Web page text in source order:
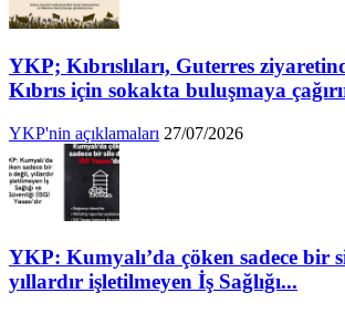
YKP; Kıbrıslıları, Guterres
Kıbrıs için sokakta buluşmaya
YKP'nin açıklamaları 27/07/2026
YKP: Kumyalı’da çöken sadece bir
yıllardır işletilmeyen İş Sağlığı...